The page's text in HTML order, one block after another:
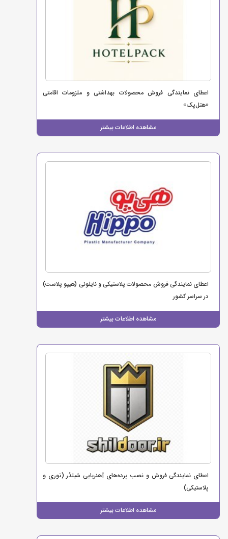
اعطای نمایندگی فروش محصولات بهداشتی و ملزومات اقامتی
«هتل‌پک»
مشاهده اطلاعات بیشتر
اعطای نمایندگی فروش محصولات پلاستیکی و نایلونی (هیپو پلاست)
در سراسر کشور
مشاهده اطلاعات بیشتر
اعطای نمایندگی فروش و نصب پرده‌های آهنربایی شیلدُر (توری و
پلاستیکی)
مشاهده اطلاعات بیشتر